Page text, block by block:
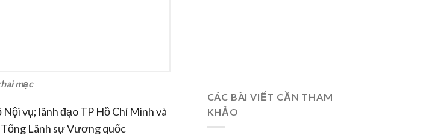
mạc
vụ; lãnh đạo TP Hồ Chí Minh và
Lãnh sự Vương quốc
CÁC BÀI VIẾT CẦN THAM
KHẢO